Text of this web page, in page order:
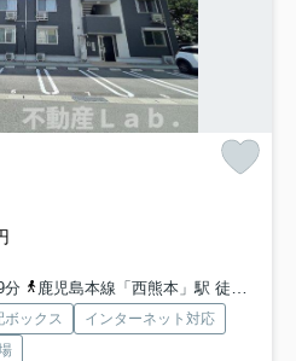
分
鹿児島本線「西熊本」駅 徒歩21分
ボックス
インターネット対応